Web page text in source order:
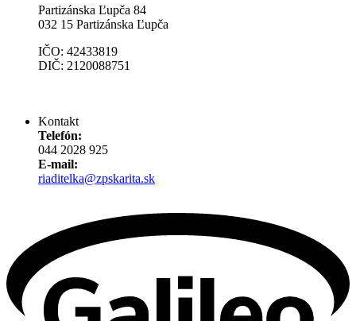
Partizánska Ľupča 84
032 15 Partizánska Ľupča
IČO: 42433819
DIČ: 2120088751
Kontakt
Telefón:
044 2028 925
E-mail:
riaditelka@zpskarita.sk